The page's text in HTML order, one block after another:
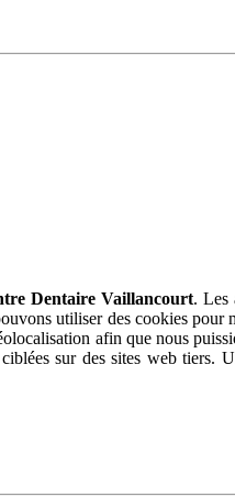
Dentaire Vaillancourt. Les
utiliser des cookies
afin que nous
sur des sites web tiers.